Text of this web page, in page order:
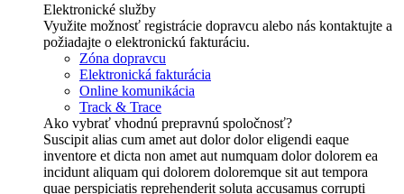
Elektronické služby
Využite možnosť registrácie dopravcu alebo nás kontaktujte a
požiadajte o elektronickú fakturáciu.
Zóna dopravcu
Elektronická fakturácia
Online komunikácia
Track & Trace
Ako vybrať vhodnú prepravnú spoločnosť?
Suscipit alias cum amet aut dolor dolor eligendi eaque
inventore et dicta non amet aut numquam dolor dolorem ea
incidunt aliquam qui dolorem doloremque sit aut tempora
quae perspiciatis reprehenderit soluta accusamus corrupti